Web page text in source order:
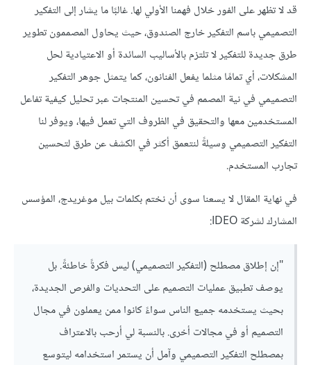
قد لا تظهر على الفور خلال فهمنا الأولي لها. غالبًا ما يشار إلى التفكير
التصميمي باسم التفكير خارج الصندوق، حيث يحاول المصممون تطوير
طرق جديدة للتفكير لا تلتزم بالأساليب السائدة أو الاعتيادية لحل
المشكلات، أي تمامًا مثلما يفعل الفنانون، كما يتمثل جوهر التفكير
التصميمي في نية المصمم في تحسين المنتجات عبر تحليل كيفية تفاعل
المستخدمين معها والتحقيق في الظروف التي تعمل فيها، ويوفر لنا
التفكير التصميمي وسيلةً لنتعمق أكثر في الكشف عن طرق لتحسين
تجارب المستخدم.
في نهاية المقال لا يسعنا سوى أن نختم بكلمات بيل موغريدج، المؤسس
المشارك لشركة IDEO:
"إن إطلاق مصطلح (التفكير التصميمي) ليس فكرةً خاطئةً. بل
يوصف تطبيق عمليات التصميم على التحديات والفرص الجديدة،
بحيث يستخدمه جميع الناس سواءً كانوا ممن يعملون في مجال
التصميم أو في مجالات أخرى. بالنسبة لي أرحب بالاعتراف
بمصطلح التفكير التصميمي وآمل أن يستمر استخدامه ليتوسع